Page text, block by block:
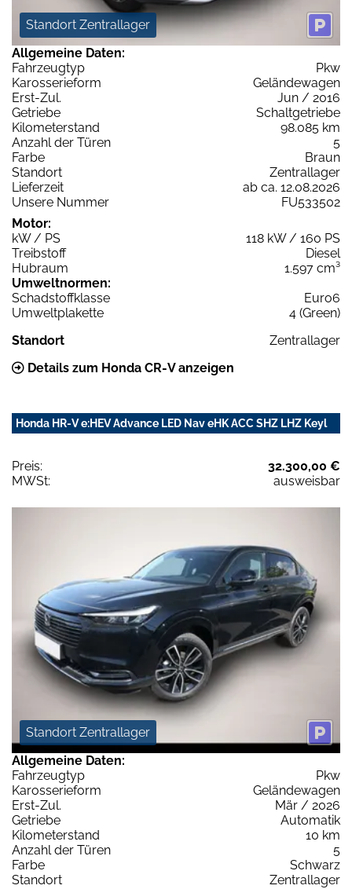
Standort Zentrallager
Allgemeine Daten:
Fahrzeugtyp
Pkw
Karosserieform
Geländewagen
Erst-Zul.
Jun / 2016
Getriebe
Schaltgetriebe
Kilometerstand
98.085 km
Anzahl der Türen
5
Farbe
Braun
Standort
Zentrallager
Lieferzeit
ab ca. 12.08.2026
Unsere Nummer
FU533502
Motor:
kW / PS
118 kW / 160 PS
Treibstoff
Diesel
Hubraum
1.597 cm³
Umweltnormen:
Schadstoffklasse
Euro6
Umweltplakette
4 (Green)
Standort
Zentrallager
Details zum Honda CR-V anzeigen
Honda HR-V e:HEV Advance LED Nav eHK ACC SHZ LHZ Keyl
Preis:
32.300,00 €
MWSt:
ausweisbar
Standort Zentrallager
Allgemeine Daten:
Fahrzeugtyp
Pkw
Karosserieform
Geländewagen
Erst-Zul.
Mär / 2026
Getriebe
Automatik
Kilometerstand
10 km
Anzahl der Türen
5
Farbe
Schwarz
Standort
Zentrallager